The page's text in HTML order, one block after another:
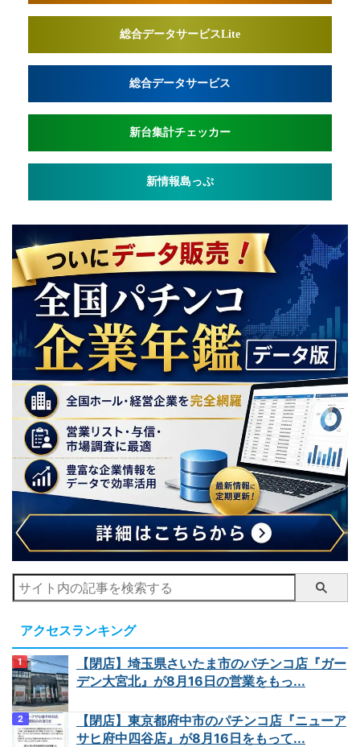
総合データサービスLite
総合データサービス
新台集計チェッカー
新情報島っぷ
アクセスランキング
【閉店】埼玉県さいたま市のパチンコ店『ガー
デン大宮北』が8月16日の営業をもっ...
【閉店】東京都府中市のパチンコ店『ニューア
サヒ府中四谷店』が8月16日をもって...